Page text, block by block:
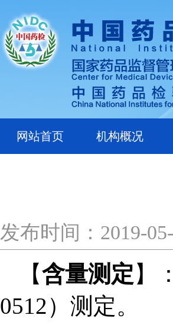
网站首页 机构概况
发布时间：2019-
【含量测定 】
0512）测定。